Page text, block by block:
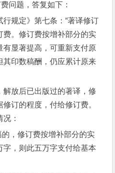
问题，答复如下：
规定》第七条：“著译修订
费。修订费按增补部分的实
有显著提高，可重新支付原
其印数稿酬，仍应累计原来
放后已出版过的著译，修
订的程度，付给修订费。
：
，修订费按增补部分的实
字，则此五万字支付给基本